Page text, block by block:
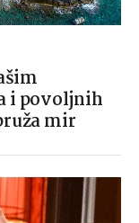
i povoljnih
mir